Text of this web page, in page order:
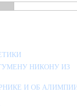
НИКОНУ ИЗ
И ОБ